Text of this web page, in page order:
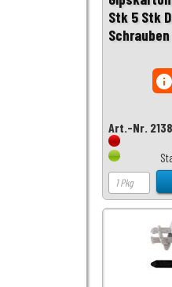
Stk 5 Stk
Art.-Nr.